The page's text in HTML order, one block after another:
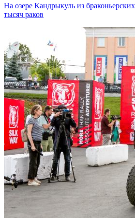
На озере Кандрыкуль из
тысяч раков